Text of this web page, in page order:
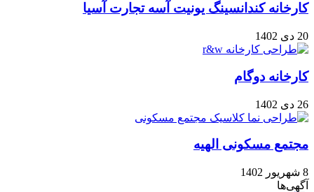
کارخانه کندانسینگ یونیت آسه تجارت آسیا
20 دی 1402
کارخانه دوگام
26 دی 1402
مجتمع مسکونی الهیه
8 شهریور 1402
آگهی‌ها